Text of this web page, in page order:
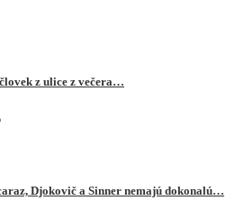
z ulice z večera…
Djokovič a Sinner nemajú dokonalú…